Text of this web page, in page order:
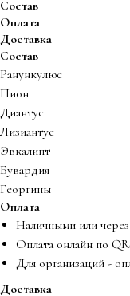
Состав
Оплата
Доставка
Состав
Ранункулюс
Пион
Диантус
Лизиантус
Эвкалипт
Бувардия
Георгины
Оплата
Наличными или
Оплата онлайн по
Для организаций -
Доставка